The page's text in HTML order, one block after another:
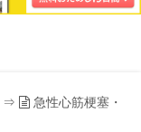
⇒
急性心筋梗塞・